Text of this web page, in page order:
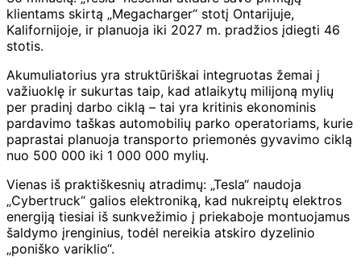
klientams skirtą „Megacharger“ stotį Ontarijuje,
Kalifornijoje, ir planuoja iki 2027 m. pradžios įdiegti 46
stotis.
Akumuliatorius yra struktūriškai integruotas žemai į
važiuoklę ir sukurtas taip, kad atlaikytų milijoną mylių
per pradinį darbo ciklą – tai yra kritinis ekonominis
pardavimo taškas automobilių parko operatoriams, kurie
paprastai planuoja transporto priemonės gyvavimo ciklą
nuo 500 000 iki 1 000 000 mylių.
Vienas iš praktiškesnių atradimų: „Tesla“ naudoja
„Cybertruck“ galios elektroniką, kad nukreiptų elektros
energiją tiesiai iš sunkvežimio į priekaboje montuojamus
šaldymo įrenginius, todėl nereikia atskiro dyzelinio
„poniško variklio“.